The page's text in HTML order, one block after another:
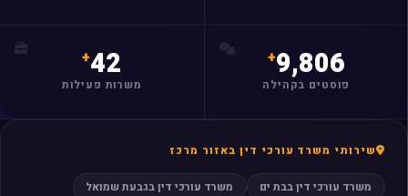
9,806
פוסטים בקהילה
42
משרות פעילות
שירותי משרד עורכי דין באזור מרכז
משרד עורכי דין בבת ים
משרד עורכי דין בגבעת שמואל